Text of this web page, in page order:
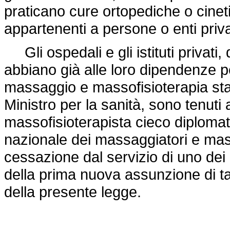
praticano cure ortopediche o
appartenenti a persone o enti
Gli ospedali e gli istituti privati,
abbiano già alle loro dipendenze
massaggio e massofisioterapia
Ministro per la sanità, sono
massofisioterapista cieco
nazionale dei massaggiatori e
cessazione dal servizio di uno
della prima nuova assunzione di
della presente legge.